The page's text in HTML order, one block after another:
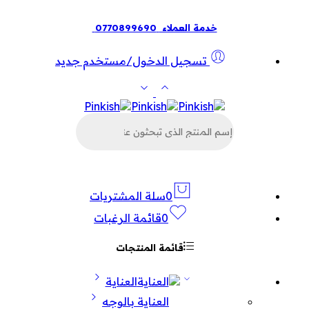
خدمة العملاء 0770899690
تسجيل الدخول/مستخدم جديد
عن
0سلة المشتريات
0قائمة الرغبات
قائمة المنتجات
العناية
العناية بالوجه